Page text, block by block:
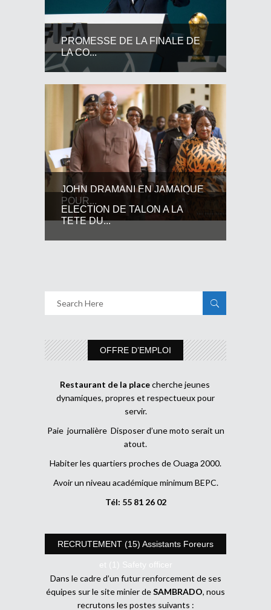
PROMESSE DE LA FINALE DE
LA CO...
JOHN DRAMANI EN JAMAIQUE
POUR...
ELECTION DE TALON A LA
TETE DU...
OFFRE D’EMPLOI
Restaurant de la placecherche jeunes
dynamiques, propres et respectueux pour
servir.
Paie journalière Disposer d’une moto serait un
atout.
Habiter les quartiers proches de Ouaga 2000.
Avoir un niveau académique minimum BEPC.
Tél: 55 81 26 02
RECRUTEMENT (15) Assistants Foreurs
et (1) Safety officer
Dans le cadre d’un futur renforcement de ses
équipes sur le site minier deSAMBRADO, nous
recrutons les postes suivants :